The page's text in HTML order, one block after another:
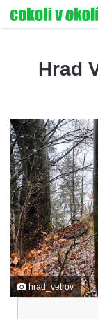
Hrad
hrad_vetrov